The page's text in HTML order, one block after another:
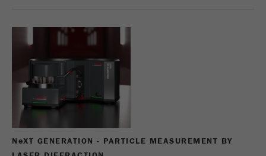
NeXT GENERATION - PARTICLE MEASUREMENT BY